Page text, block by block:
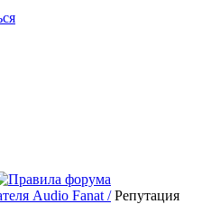
Audio Fanat / Репутация